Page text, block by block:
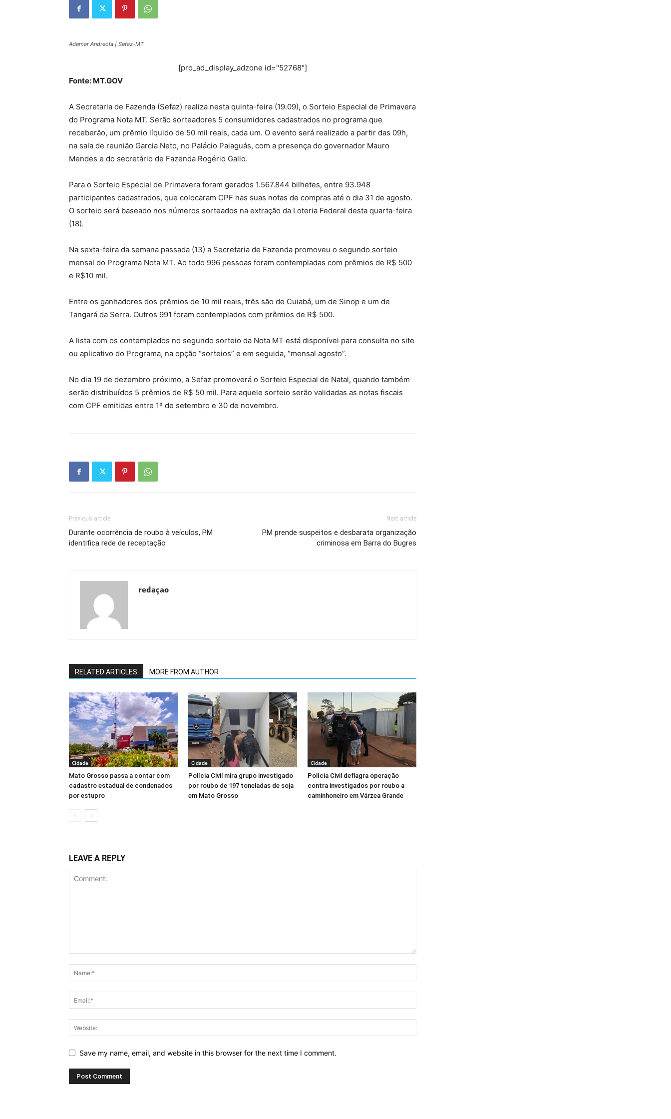
Ademar Andreola | Sefaz-MT
[pro_ad_display_adzone id="52768"]
Fonte: MT.GOV
A Secretaria de Fazenda (Sefaz) realiza nesta quinta-feira (19.09), o Sorteio Especial de Primavera
do Programa Nota MT. Serão sorteadores 5 consumidores cadastrados no programa que
receberão, um prêmio líquido de 50 mil reais, cada um. O evento será realizado a partir das 09h,
na sala de reunião Garcia Neto, no Palácio Paiaguás, com a presença do governador Mauro
Mendes e do secretário de Fazenda Rogério Gallo.
Para o Sorteio Especial de Primavera foram gerados 1.567.844 bilhetes, entre 93.948
participantes cadastrados, que colocaram CPF nas suas notas de compras até o dia 31 de agosto.
O sorteio será baseado nos números sorteados na extração da Loteria Federal desta quarta-feira
(18).
Na sexta-feira da semana passada (13) a Secretaria de Fazenda promoveu o segundo sorteio
mensal do Programa Nota MT. Ao todo 996 pessoas foram contempladas com prêmios de R$ 500
e R$10 mil.
Entre os ganhadores dos prêmios de 10 mil reais, três são de Cuiabá, um de Sinop e um de
Tangará da Serra. Outros 991 foram contemplados com prêmios de R$ 500.
A lista com os contemplados no segundo sorteio da Nota MT está disponível para consulta no site
ou aplicativo do Programa, na opção “sorteios” e em seguida, “mensal agosto”.
No dia 19 de dezembro próximo, a Sefaz promoverá o Sorteio Especial de Natal, quando também
serão distribuídos 5 prêmios de R$ 50 mil. Para aquele sorteio serão validadas as notas fiscais
com CPF emitidas entre 1º de setembro e 30 de novembro.
Previous article
Durante ocorrência de roubo à veículos, PM
identifica rede de receptação
Next article
PM prende suspeitos e desbarata organização
criminosa em Barra do Bugres
redaçao
RELATED ARTICLES MORE FROM AUTHOR
Cidade
Mato Grosso passa a contar com
cadastro estadual de condenados
por estupro
Cidade
Polícia Civil mira grupo investigado
por roubo de 197 toneladas de soja
em Mato Grosso
Cidade
Polícia Civil deflagra operação
contra investigados por roubo a
caminhoneiro em Várzea Grande
LEAVE A REPLY
Save my name, email, and website in this browser for the next time I comment.